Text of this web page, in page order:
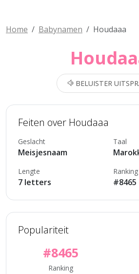
Home Babynamen Houdaaa
BELUISTER
Feiten over Houdaaa
Geslacht
Meisjesnaam
Taal
Lengte
7 letters
Ranking
#8465
Populariteit
#8465
Ranking